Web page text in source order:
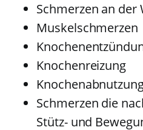
Schmerzen an der
Muskelschmerzen
Knochenreizung
Schmerzen die
Stütz- und